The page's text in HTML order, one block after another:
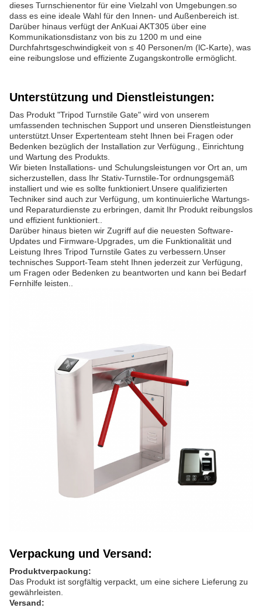
dieses Turnschienentor für eine Vielzahl von Umgebungen.so
dass es eine ideale Wahl für den Innen- und Außenbereich ist.
Darüber hinaus verfügt der AnKuai AKT305 über eine
Kommunikationsdistanz von bis zu 1200 m und eine
Durchfahrtsgeschwindigkeit von ≤ 40 Personen/m (lC-Karte), was
eine reibungslose und effiziente Zugangskontrolle ermöglicht.
Unterstützung und Dienstleistungen:
Das Produkt "Tripod Turnstile Gate" wird von unserem
umfassenden technischen Support und unseren Dienstleistungen
unterstützt.Unser Expertenteam steht Ihnen bei Fragen oder
Bedenken bezüglich der Installation zur Verfügung., Einrichtung
und Wartung des Produkts.
Wir bieten Installations- und Schulungsleistungen vor Ort an, um
sicherzustellen, dass Ihr Stativ-Turnstile-Tor ordnungsgemäß
installiert und wie es sollte funktioniert.Unsere qualifizierten
Techniker sind auch zur Verfügung, um kontinuierliche Wartungs-
und Reparaturdienste zu erbringen, damit Ihr Produkt reibungslos
und effizient funktioniert..
Darüber hinaus bieten wir Zugriff auf die neuesten Software-
Updates und Firmware-Upgrades, um die Funktionalität und
Leistung Ihres Tripod Turnstile Gates zu verbessern.Unser
technisches Support-Team steht Ihnen jederzeit zur Verfügung,
um Fragen oder Bedenken zu beantworten und kann bei Bedarf
Fernhilfe leisten..
Verpackung und Versand:
Produktverpackung:
Das Produkt ist sorgfältig verpackt, um eine sichere Lieferung zu
gewährleisten.
Versand: